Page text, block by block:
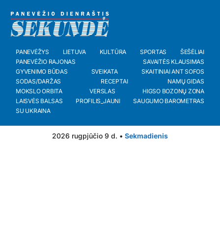
PANEVĖŽYS LIETUVA KULTŪRA SPORTAS
ŠEŠĖLIAI
PANEVĖŽIO RAJONAS
SAVAITĖS KLAUSIMAS
GYVENIMO BŪDAS
SVEIKATA
SKAITINIAI ANT SOFOS
SODAS/DARŽAS
RECEPTAI
NAMŲ GIDAS
MOKSLO ORBITA
VERSLAS
HIGSO BOZONŲ ZONA
LAISVĖS BALSAS
PROFILIS_JAUNI
SAUGUMO BAROMETRAS
SU UKRAINA
2026 rugpjūčio 9 d. • Sekmadienis